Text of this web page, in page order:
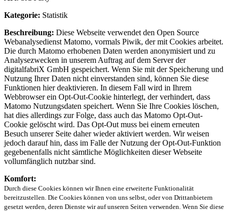
Kategorie: Statistik
Beschreibung: Diese Webseite verwendet den Open Source
Webanalysedienst Matomo, vormals Piwik, der mit Cookies arbeitet.
Die durch Matomo erhobenen Daten werden anonymisiert und zu
Analysezwecken in unserem Auftrag auf dem Server der
digitalfabriX GmbH gespeichert. Wenn Sie mit der Speicherung und
Nutzung Ihrer Daten nicht einverstanden sind, können Sie diese
Funktionen hier deaktivieren. In diesem Fall wird in Ihrem
Webbrowser ein Opt-Out-Cookie hinterlegt, der verhindert, dass
Matomo Nutzungsdaten speichert. Wenn Sie Ihre Cookies löschen,
hat dies allerdings zur Folge, dass auch das Matomo Opt-Out-
Cookie gelöscht wird. Das Opt-Out muss bei einem erneuten
Besuch unserer Seite daher wieder aktiviert werden. Wir weisen
jedoch darauf hin, dass im Falle der Nutzung der Opt-Out-Funktion
gegebenenfalls nicht sämtliche Möglichkeiten dieser Webseite
vollumfänglich nutzbar sind.
Komfort:
Durch diese Cookies können wir Ihnen eine erweiterte Funktionalität
bereitzustellen. Die Cookies können von uns selbst, oder von Drittanbietern
gesetzt werden, deren Dienste wir auf unseren Seiten verwenden. Wenn Sie diese